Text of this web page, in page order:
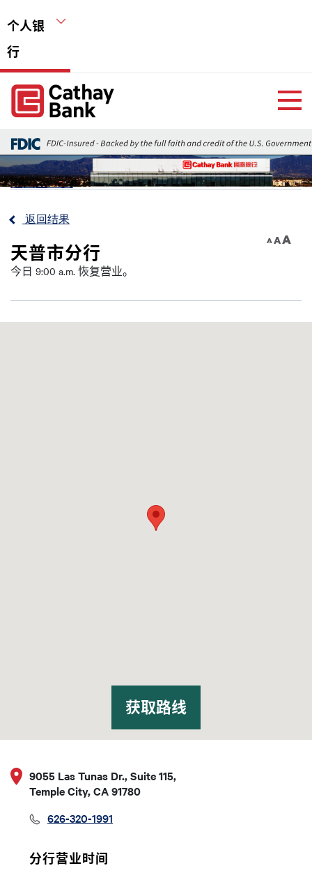
个人银
行
Global Header Hierarchy Menu
Home
返回上一页
返回结果
天普市分行
今日 9:00 a.m. 恢复营业。
A
A A
获取路线
9055 Las Tunas Dr., Suite 115,
Temple City, CA 91780
626-320-1991
分行营业时间